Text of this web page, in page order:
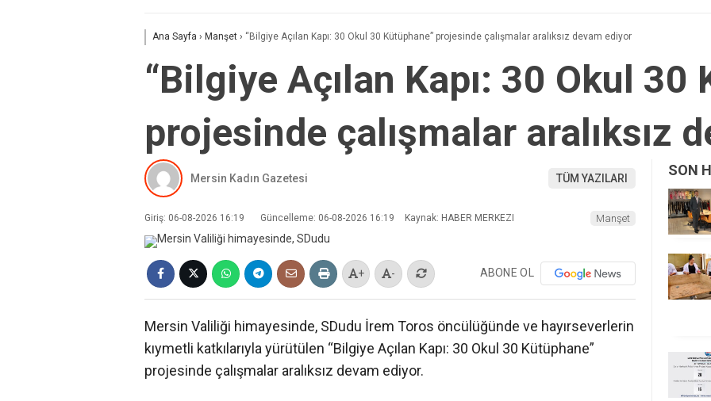
Ana Sayfa › Manşet › “Bilgiye Açılan Kapı: 30 Okul 30 Kütüphane” projesinde çalışmalar aralıksız devam ediyor
“Bilgiye Açılan Kapı: 30 Okul 30
projesinde çalışmalar aralıksız
Mersin Kadın Gazetesi TÜM YAZILARI
Giriş: 06-08-2026 16:19 Güncelleme: 06-08-2026 16:19 Kaynak: HABER MERKEZI Manşet
+ - ABONE OL
Mersin Valiliği himayesinde, SDudu İrem Toros öncülüğünde ve hayırseverlerin
kıymetli katkılarıyla yürütülen “Bilgiye Açılan Kapı: 30 Okul 30 Kütüphane”
projesinde çalışmalar aralıksız devam ediyor.
SON